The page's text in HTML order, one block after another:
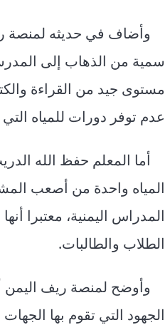
وأضاف في حديثه لمنصة
سمية من الذهاب إلى
مستوى جيد من القراءة
عدم توفر دورات للمياه
أما المعلم حفظ الله
المياه واحدة من أصعب
المدراس اليمنية، معتبرا
الطلاب والطالبات.
وأوضح لمنصة ريف اليمن
الجهود التي تقوم بها